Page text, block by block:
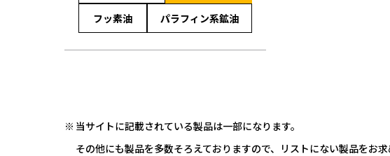
フッ素油 パラフィン系鉱油
当サイトに記載されている製品は一部になります。
その他にも製品を多数そろえておりますので、リストにない製品をお